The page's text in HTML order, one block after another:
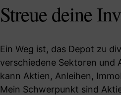
Streue deine
Ein Weg ist, das Depot zu
verschiedene Sektoren und
kann Aktien, Anleihen,
Mein Schwerpunkt sind